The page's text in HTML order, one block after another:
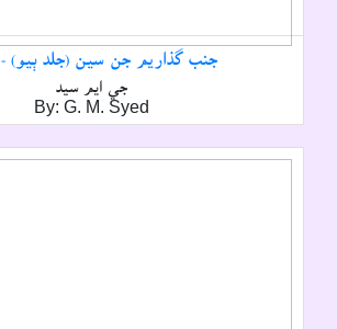
جنب گذاريم جن سين (جلد ٻيو) - 2005
جي ايم سيد
By: G. M. Syed